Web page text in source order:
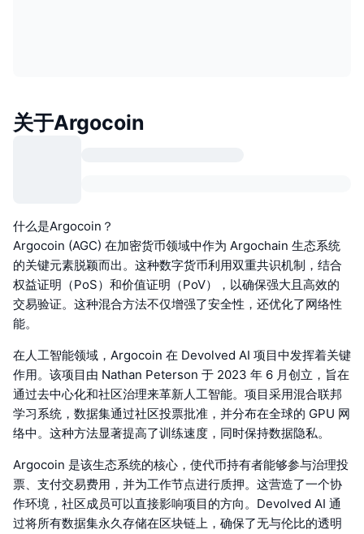
关于Argocoin
什么是Argocoin？
Argocoin (AGC) 在加密货币领域中作为 Argochain 生态系统
的关键元素脱颖而出。这种数字货币利用双重共识机制，结合
权益证明（PoS）和价值证明（PoV），以确保强大且高效的
交易验证。这种混合方法不仅增强了安全性，还优化了网络性
能。
在人工智能领域，Argocoin 在 Devolved AI 项目中发挥着关键
作用。该项目由 Nathan Peterson 于 2023 年 6 月创立，旨在
通过去中心化和社区治理来革新人工智能。项目采用混合联邦
学习系统，数据集通过社区投票批准，并分布在全球的 GPU 网
络中。这种方法显著提高了训练速度，同时保持数据隐私。
Argocoin 是该生态系统的核心，使代币持有者能够参与治理投
票、支付交易费用，并为工作节点进行质押。这营造了一个协
作环境，社区成员可以直接影响项目的方向。Devolved AI 通
过将所有数据集永久存储在区块链上，确保了无与伦比的透明